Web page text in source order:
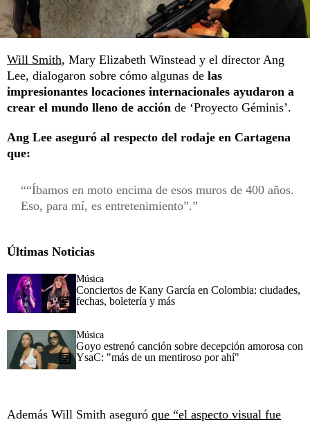
Will Smith, Mary Elizabeth Winstead y el director Ang
Lee, dialogaron sobre cómo algunas de las
impresionantes locaciones internacionales ayudaron a
crear el mundo lleno de acción de ‘Proyecto Géminis’.
Ang Lee aseguró al respecto del rodaje en Cartagena
que:
“Íbamos en moto encima de esos muros de 400 años.
Eso, para mí, es entretenimiento”.
Últimas Noticias
Música
Conciertos de Kany García en Colombia: ciudades,
fechas, boletería y más
Música
Goyo estrenó canción sobre decepción amorosa con
YsaC: "más de un mentiroso por ahí"
Además Will Smith aseguró que “el aspecto visual fue